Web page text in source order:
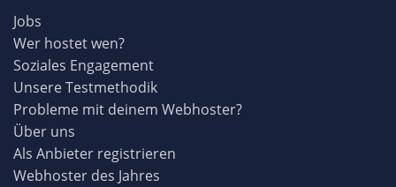
Jobs
Wer hostet wen?
Soziales Engagement
Unsere Testmethodik
Probleme mit deinem Webhoster?
Über uns
Als Anbieter registrieren
Webhoster des Jahres